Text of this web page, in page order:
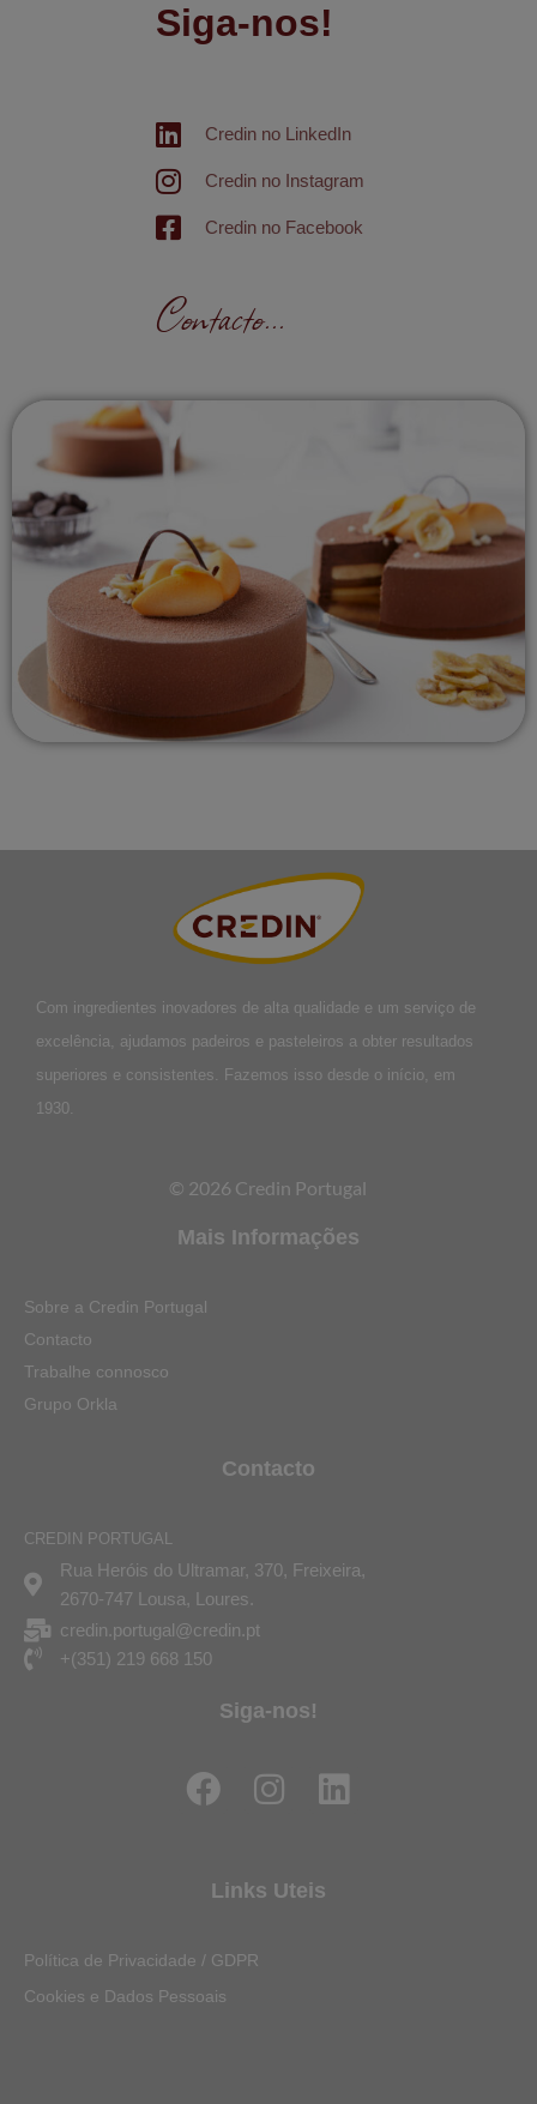
Siga-nos!
Credin no LinkedIn
Credin no Instagram
Credin no Facebook
Contacto...
Com ingredientes inovadores de alta qualidade e um serviço de
excelência, ajudamos padeiros e pasteleiros a obter resultados
superiores e consistentes. Fazemos isso desde o início, em
1930.
© 2026 Credin Portugal
Mais Informações
Sobre a Credin Portugal
Contacto
Trabalhe connosco
Grupo Orkla
Contacto
CREDIN PORTUGAL
Rua Heróis do Ultramar, 370, Freixeira,
2670-747 Lousa, Loures.
credin.portugal@credin.pt
+(351) 219 668 150
Siga-nos!
F
a
e
o
o
I
n
t
L
i
Links Uteis
Política de Privacidade / GDPR
Cookies e Dados Pessoais